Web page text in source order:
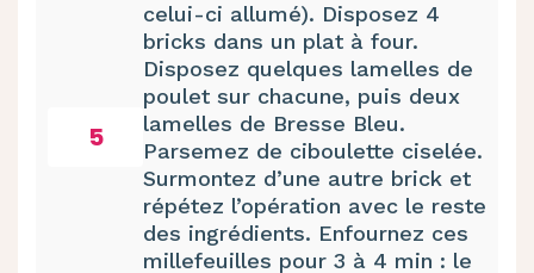
5
celui-ci allumé). Disposez 4
bricks dans un plat à four.
Disposez quelques lamelles de
poulet sur chacune, puis deux
lamelles de Bresse Bleu.
Parsemez de ciboulette ciselée.
Surmontez d’une autre brick et
répétez l’opération avec le reste
des ingrédients. Enfournez ces
millefeuilles pour 3 à 4 min : le